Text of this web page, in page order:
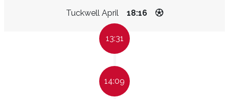
Tuckwell April 18:16
13:31
14:09